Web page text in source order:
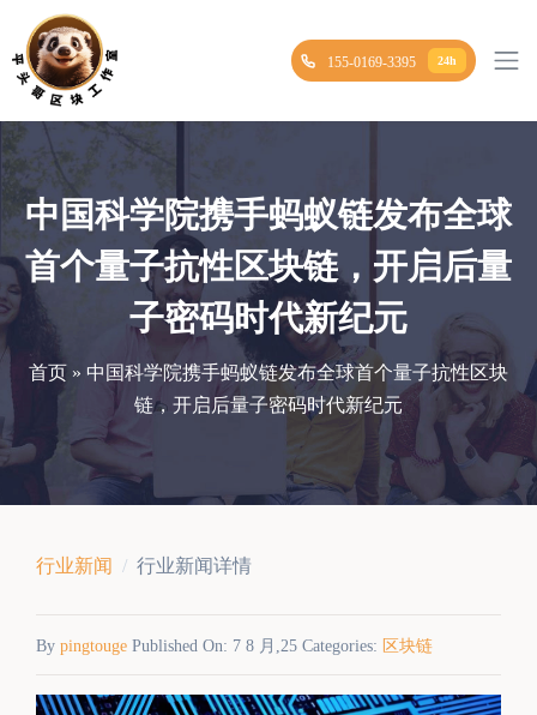
155-0169-3395 24h
中国科学院携手蚂蚁链发布全球
首个量子抗性区块链，开启后量
子密码时代新纪元
首页 » 中国科学院携手蚂蚁链发布全球首个量子抗性区块
链，开启后量子密码时代新纪元
行业新闻 行业新闻详情
By pingtouge Published On: 7 8 月,25 Categories: 区块链